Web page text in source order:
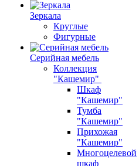
Зеркала
Круглые
Фигурные
Серийная мебель
Коллекция
"Кашемир"
Шкаф
"Кашемир"
Тумба
"Кашемир"
Прихожая
"Кашемир"
Многоцелевой
шкаф